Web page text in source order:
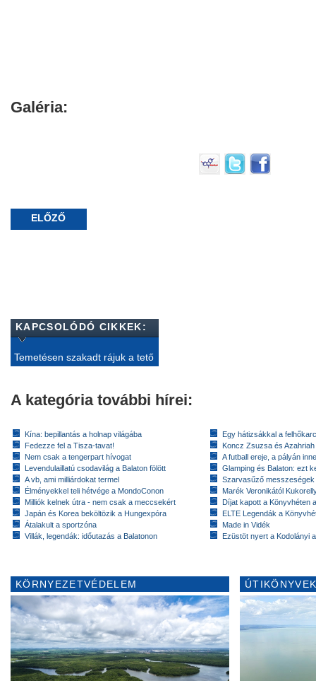
Galéria:
ELŐZŐ
KAPCSOLÓDÓ CIKKEK:
Temetésen szakadt rájuk a tető
A kategória további hírei:
Kína: bepillantás a holnap világába
Fedezze fel a Tisza-tavat!
Nem csak a tengerpart hívogat
Levendulaillatú csodavilág a Balaton fölött
A vb, ami milliárdokat termel
Élményekkel teli hétvége a MondoConon
Milliók kelnek útra - nem csak a meccsekért
Japán és Korea beköltözik a Hungexpóra
Átalakult a sportzóna
Villák, legendák: időutazás a Balatonon
Egy hátizsákkal a
Koncz Zsuzsa és
A futball ereje, a pályán
Glamping és Balaton: ezt
Szarvasűző messzeségek
Marék Veronikától
Díjat kapott a Könyvhéten
ELTE Legendák a
Made in Vidék
Ezüstöt nyert a Kodolányi
KÖRNYEZETVÉDELEM